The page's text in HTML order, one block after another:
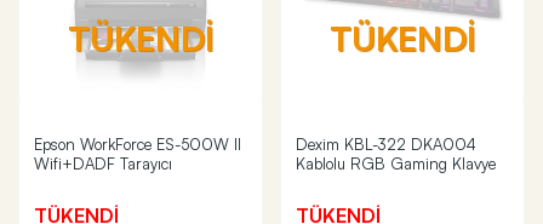
TÜKENDİ
Epson WorkForce ES-500W II
Wifi+DADF Tarayıcı
TÜKENDİ
TÜKENDİ
Dexim KBL-322 DKA004
Kablolu RGB Gaming Klavye
TÜKENDİ